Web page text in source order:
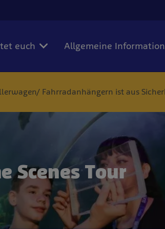
euch Allgemeine
Fahrradanhängern ist aus
Scenes Tour